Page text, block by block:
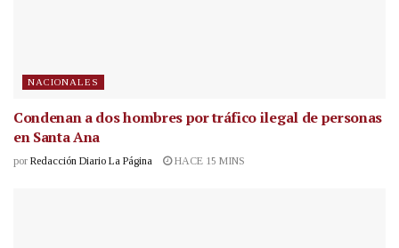
NACIONALES
Condenan a dos hombres por tráfico ilegal de personas
en Santa Ana
por Redacción Diario La Página HACE 15 MINS